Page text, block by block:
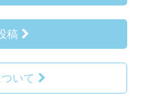
稿
いて